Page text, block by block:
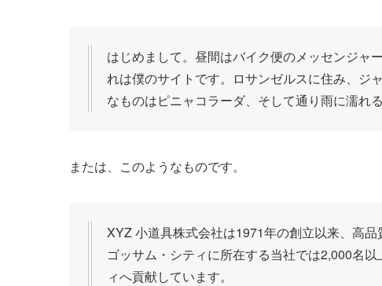
はじめまして。昼間はバイク便のメッセンジャ
れは僕のサイトです。ロサンゼルスに住み、ジ
なものはピニャコラーダ、そして通り雨に濡れる
または、このようなものです。
XYZ 小道具株式会社は1971年の創立以来、高
ゴッサム・シティに所在する当社では2,000名
ィへ貢献しています。